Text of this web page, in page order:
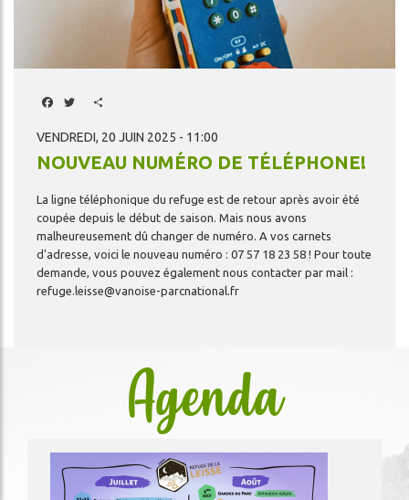
Facebook
Twitter
VENDREDI, 20 JUIN 2025 - 11:00
NOUVEAU NUMÉRO DE TÉLÉPHONE!
La ligne téléphonique du refuge est de retour après avoir été
coupée depuis le début de saison. Mais nous avons
malheureusement dû changer de numéro. A vos carnets
d'adresse, voici le nouveau numéro : 07 57 18 23 58 ! Pour toute
demande, vous pouvez également nous contacter par mail :
refuge.leisse@vanoise-parcnational.fr
Agenda